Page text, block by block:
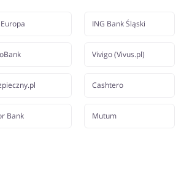
Bank
ING Bank Śląski
Vivigo (Vivus.pl)
Cashtero
Mutum